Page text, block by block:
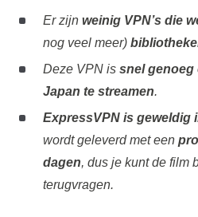
Er zijn weinig VPN’s die
nog veel meer)
Deze VPN is snel genoeg
Japan te streamen.
ExpressVPN is geweldig
wordt geleverd met een
dagen, dus je kunt de film
terugvragen.